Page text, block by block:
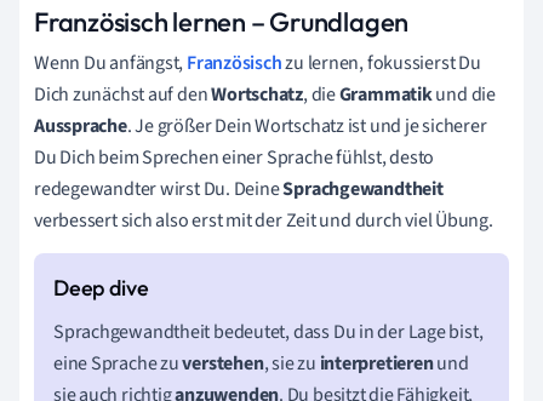
Französisch lernen – Grundlagen
Wenn Du anfängst,Französischzu lernen, fokussierst Du
Dich zunächst auf denWortschatz, dieGrammatikund die
Aussprache. Je größer Dein Wortschatz ist und je sicherer
Du Dich beim Sprechen einer Sprache fühlst, desto
redegewandter wirst Du. DeineSprachgewandtheit
verbessert sich also erst mit der Zeit und durch viel Übung.
Sprachgewandtheit bedeutet, dass Du in der Lage bist,
eine Sprache zuverstehen, sie zu interpretierenund
sie auch richtiganzuwenden. Du besitzt die Fähigkeit,